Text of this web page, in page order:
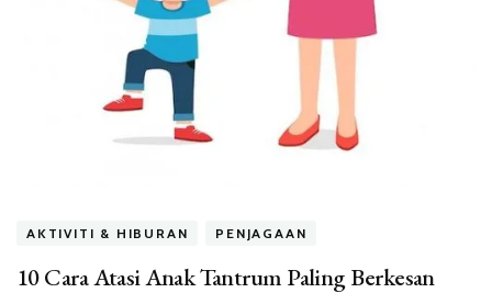
AKTIVITI & HIBURAN PENJAGAAN
10 Cara Atasi Anak Tantrum Paling Berkesan